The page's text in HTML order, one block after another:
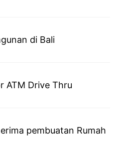
di Bali
ATM Drive Thru
pembuatan Rumah